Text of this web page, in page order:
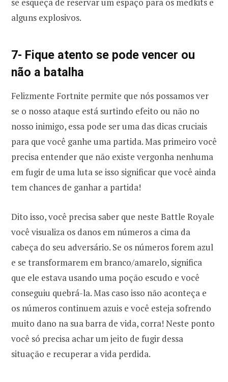
se esqueça de reservar um espaço para os medkits e
alguns explosivos.
7- Fique atento se pode vencer ou
não a batalha
Felizmente Fortnite permite que nós possamos ver
se o nosso ataque está surtindo efeito ou não no
nosso inimigo, essa pode ser uma das dicas cruciais
para que você ganhe uma partida. Mas primeiro você
precisa entender que não existe vergonha nenhuma
em fugir de uma luta se isso significar que você ainda
tem chances de ganhar a partida!
Dito isso, você precisa saber que neste Battle Royale
você visualiza os danos em números a cima da
cabeça do seu adversário. Se os números forem azul
e se transformarem em branco/amarelo, significa
que ele estava usando uma poção escudo e você
conseguiu quebrá-la. Mas caso isso não aconteça e
os números continuem azuis e você esteja sofrendo
muito dano na sua barra de vida, corra! Neste ponto
você só precisa achar um jeito de fugir dessa
situação e recuperar a vida perdida.